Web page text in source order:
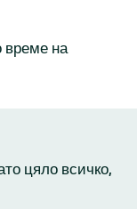
време на
цяло всичко,